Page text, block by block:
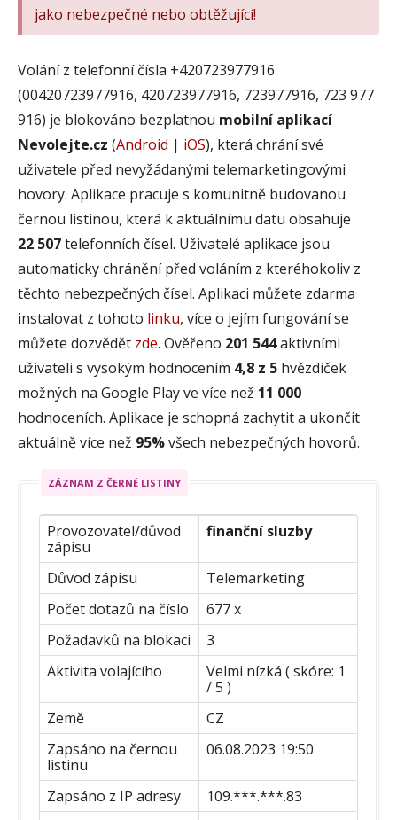
jako nebezpečné nebo obtěžující!
Volání z telefonní čísla +420723977916
(00420723977916, 420723977916, 723977916, 723 977
916) je blokováno bezplatnou mobilní aplikací
Nevolejte.cz (Android | iOS), která chrání své
uživatele před nevyžádanými telemarketingovými
hovory. Aplikace pracuje s komunitně budovanou
černou listinou, která k aktuálnímu datu obsahuje
22 507telefonních čísel. Uživatelé aplikace jsou
automaticky chránění před voláním z kteréhokoliv z
těchto nebezpečných čísel. Aplikaci můžete zdarma
instalovat z tohoto linku, více o jejím fungování se
můžete dozvědět zde. Ověřeno 201 544aktivními
uživateli s vysokým hodnocením 4,8 z 5 hvězdiček
možných na Google Play ve více než 11 000
hodnoceních. Aplikace je schopná zachytit a ukončit
aktuálně více než 95%všech nebezpečných hovorů.
ZÁZNAM Z ČERNÉ LISTINY
Provozovatel/důvod
zápisu
finanční sluzby
Důvod zápisu
Telemarketing
Počet dotazů na číslo
677 x
Požadavků na blokaci
3
Aktivita volajícího
Velmi nízká ( skóre: 1
/ 5 )
Země
CZ
Zapsáno na černou
listinu
06.08.2023 19:50
Zapsáno z IP adresy
109.***.***.83